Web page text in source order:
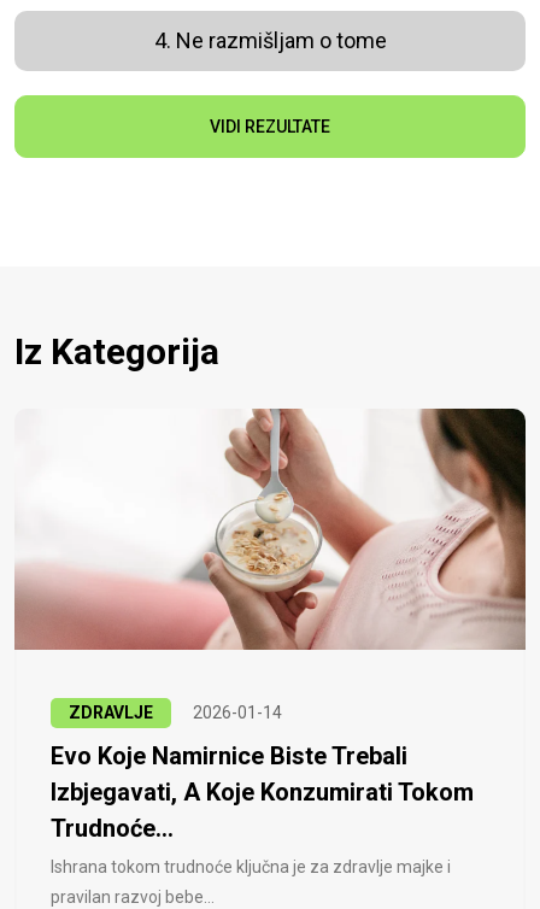
4. Ne razmišljam o tome
VIDI REZULTATE
Iz Kategorija
ZDRAVLJE 2026-01-14
Evo Koje Namirnice Biste Trebali
Izbjegavati, A Koje Konzumirati Tokom
Trudnoće...
Ishrana tokom trudnoće ključna je za zdravlje majke i
pravilan razvoj bebe...